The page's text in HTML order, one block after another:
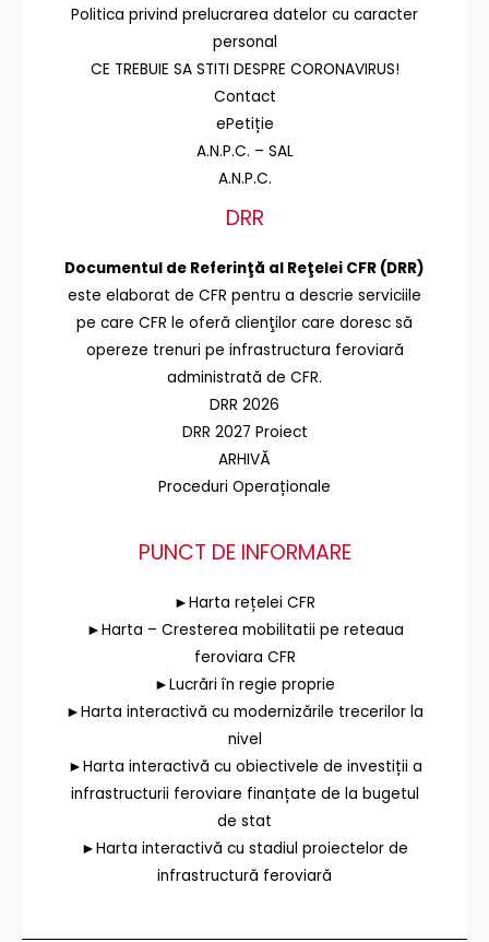
Politica privind prelucrarea datelor cu caracter
personal
CE TREBUIE SA STITI DESPRE CORONAVIRUS!
Contact
ePetiție
A.N.P.C. – SAL
A.N.P.C.
DRR
Documentul de Referinţă al Reţelei CFR (DRR)
este elaborat de CFR pentru a descrie serviciile
pe care CFR le oferă clienţilor care doresc să
opereze trenuri pe infrastructura feroviară
administrată de CFR.
DRR 2026
DRR 2027 Proiect
ARHIVĂ
Proceduri Operaționale
PUNCT DE INFORMARE
►Harta rețelei CFR
►Harta – Cresterea mobilitatii pe reteaua
feroviara CFR
►Lucrări în regie proprie
►Harta interactivă cu modernizările trecerilor la
nivel
►Harta interactivă cu obiectivele de investiții a
infrastructurii feroviare finanțate de la bugetul
de stat
►Harta interactivă cu stadiul proiectelor de
infrastructură feroviară